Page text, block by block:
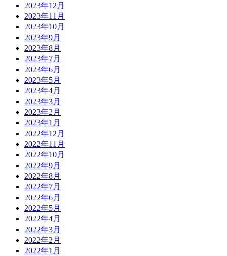
2023年12月
2023年11月
2023年10月
2023年9月
2023年8月
2023年7月
2023年6月
2023年5月
2023年4月
2023年3月
2023年2月
2023年1月
2022年12月
2022年11月
2022年10月
2022年9月
2022年8月
2022年7月
2022年6月
2022年5月
2022年4月
2022年3月
2022年2月
2022年1月